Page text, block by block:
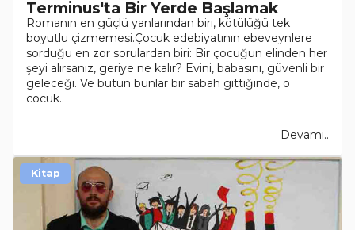
Terminus'ta Bir Yerde Başlamak
Romanın en güçlü yanlarından biri, kötülüğü tek
boyutlu çizmemesi.Çocuk edebiyatının ebeveynlere
sorduğu en zor sorulardan biri: Bir çocuğun elinden her
şeyi alırsanız, geriye ne kalır? Evini, babasını, güvenli bir
geleceği. Ve bütün bunlar bir sabah gittiğinde, o
çocuk..
Devamı..
Kitap